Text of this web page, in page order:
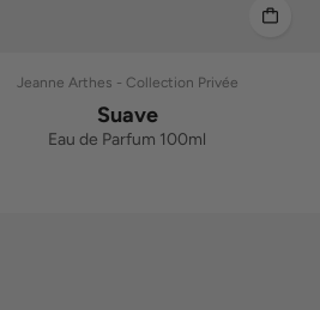
Jeanne Arthes - Collection Privée
Suave
Eau de Parfum 100ml